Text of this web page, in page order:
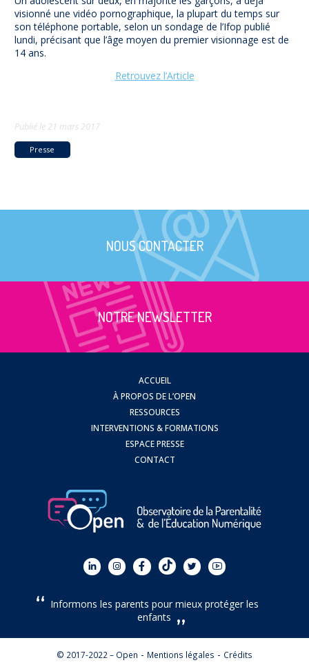
visionné une vidéo pornographique, la plupart du temps sur
son téléphone portable, selon un sondage de l’Ifop publié
lundi, précisant que l’âge moyen du premier visionnage est de
14 ans.
Retrouvez l’Article
Publié le21 mars 2017
Presse
NOUS CONTACTER
NOTRE NEWSLETTER
ACCUEIL
À PROPOS DE L’OPEN
RESSOURCES
INTERVENTIONS & FORMATIONS
ESPACE PRESSE
CONTACT
Informons les parents pour mieux protéger les
enfants
© 2017-2022 – Open Mentions légales Crédits